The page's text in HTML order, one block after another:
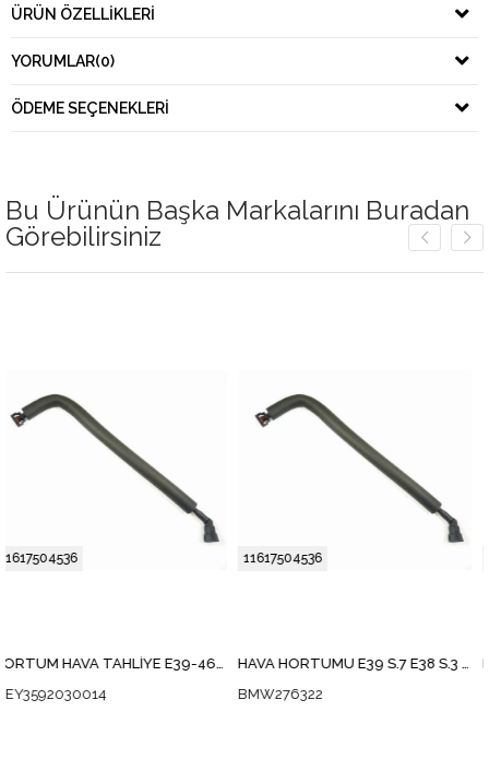
ÜRÜN ÖZELLIKLERI
YORUMLAR(0)
ÖDEME SEÇENEKLERI
Bu Ürünün Başka Markalarını Buradan
Görebilirsiniz
HORTUM HAVA TAHLİYE E39-46-53-60 M52-54
HAVA HORTUMU E39 S.7 E38 S.3 E46 X.5 E53 - - M52 M54